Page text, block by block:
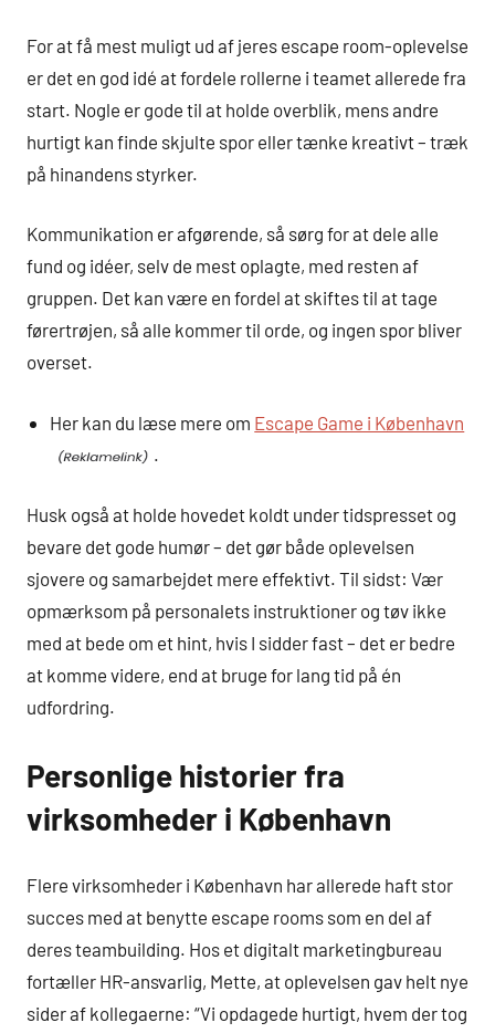
For at få mest muligt ud af jeres escape room-oplevelse
er det en god idé at fordele rollerne i teamet allerede fra
start. Nogle er gode til at holde overblik, mens andre
hurtigt kan finde skjulte spor eller tænke kreativt – træk
på hinandens styrker.
Kommunikation er afgørende, så sørg for at dele alle
fund og idéer, selv de mest oplagte, med resten af
gruppen. Det kan være en fordel at skiftes til at tage
førertrøjen, så alle kommer til orde, og ingen spor bliver
overset.
Her kan du læse mere om Escape Game i København
.
Husk også at holde hovedet koldt under tidspresset og
bevare det gode humør – det gør både oplevelsen
sjovere og samarbejdet mere effektivt. Til sidst: Vær
opmærksom på personalets instruktioner og tøv ikke
med at bede om et hint, hvis I sidder fast – det er bedre
at komme videre, end at bruge for lang tid på én
udfordring.
Personlige historier fra
virksomheder i København
Flere virksomheder i København har allerede haft stor
succes med at benytte escape rooms som en del af
deres teambuilding. Hos et digitalt marketingbureau
fortæller HR-ansvarlig, Mette, at oplevelsen gav helt nye
sider af kollegaerne: “Vi opdagede hurtigt, hvem der tog